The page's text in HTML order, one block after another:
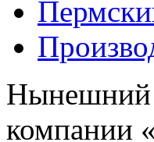
Нынешний
компании